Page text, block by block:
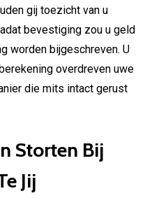
gij toezicht van u
bevestiging zou u geld
worden bijgeschreven. U
overdreven uwe
die mits intact gerust
Storten Bij
Jij